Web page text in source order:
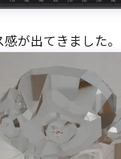
が出てきました。